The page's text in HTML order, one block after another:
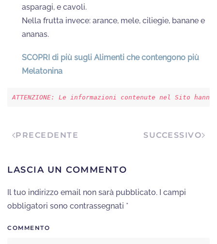
asparagi, e cavoli.
Nella frutta invece: arance, mele, ciliegie, banane e
ananas.
SCOPRI di più sugli Alimenti che contengono più
Melatonina
ATTENZIONE: Le informazioni contenute nel Sito
PRECEDENTE SUCCESSIVO
LASCIA UN COMMENTO
Il tuo indirizzo email non sarà pubblicato. I campi
obbligatori sono contrassegnati *
COMMENTO